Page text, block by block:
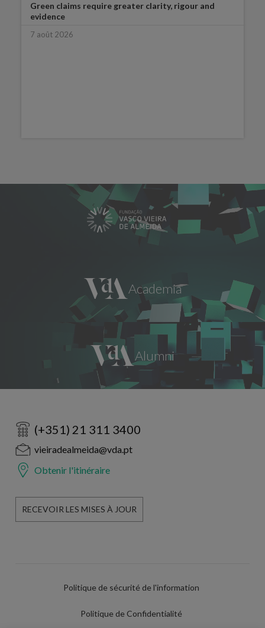
Green claims require greater clarity, rigour and
evidence
7 août 2026
(+351) 21 311 3400
vieiradealmeida@vda.pt
Obtenir l'itinéraire
RECEVOIR LES MISES À JOUR
Politique de sécurité de l'information
Politique de Confidentialité